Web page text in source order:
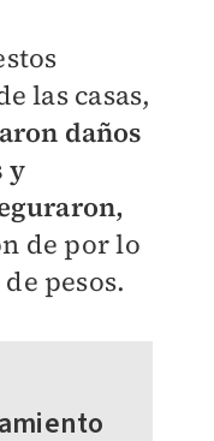
las casas,
daños
y
de por lo
pesos.